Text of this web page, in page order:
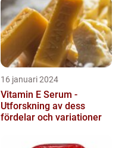
16 januari 2024
Vitamin E Serum -
Utforskning av dess
fördelar och variationer